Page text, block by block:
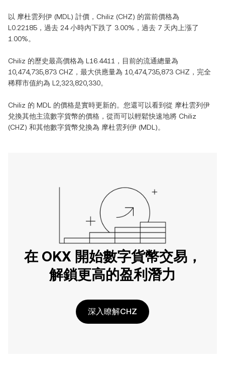
以 摩杜雲列伊 (MDL ) 計價， Chiliz (CHZ) 的當前價格為
L0.22185 ，過去 24 小時內下跌了 3.00% ，過去 7 天內 上漲了
1.00%。
Chiliz 的歷史最高價格為 L16.4411 ，目前的流通總量為
10,474,735,873 CHZ ，最大供應量為 10,474,735,873 CHZ ，完全
稀釋市值約為 L2,323,820,330。
Chiliz 的 MDL 的價格是實時更新的。您還可以看到從 摩杜雲列伊
兌換其他主流數字貨幣的價格，從而可以輕鬆快速地將 Chiliz
(CHZ) 和其他數字貨幣兌換為 摩杜雲列伊 (MDL )。
在 OKX 開始數字貨幣交易，
解鎖更高的盈利潛力
深入瞭解CHZ